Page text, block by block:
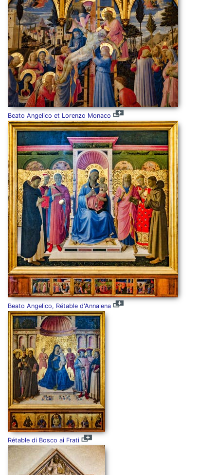
Beato Angelico et Lorenzo Monaco
Beato Angelico, Rétable d'Annalena
Rétable di Bosco ai Frati